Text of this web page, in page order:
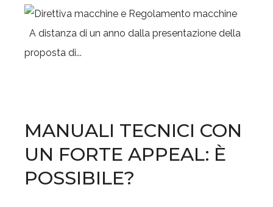
A distanza di un anno dalla presentazione della
proposta di...
MANUALI TECNICI CON
UN FORTE APPEAL: È
POSSIBILE?